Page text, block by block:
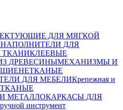
ДЛЯ МЯГКОЙ
НАПОЛНИТЕЛИ ДЛЯ
ТКАНИКЛЕЕВЫЕ
ДРЕВЕСИНЫМЕХАНИЗМЫ И
НЕТКАНЫЕ
ДЛЯ МЕБЕЛИКрепежная и
ТКАНЫЕ
МЕТАЛЛОКАРКАСЫ ДЛЯ
инструмент